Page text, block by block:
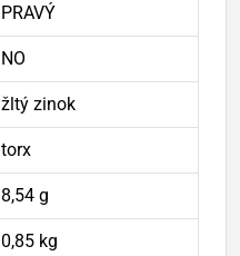
PRAVÝ
NO
žltý zinok
torx
8,54 g
0,85 kg